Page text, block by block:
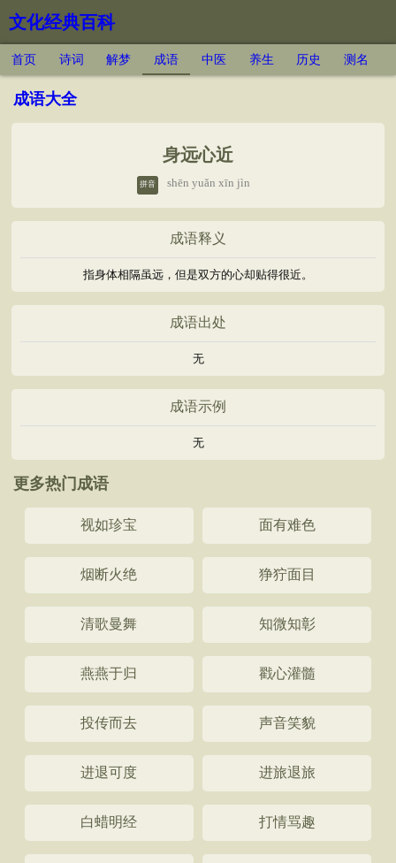
文化经典百科
首页 诗词 解梦 成语 中医 养生 历史 测名
成语大全
身远心近
拼音 shēn yuǎn xīn jìn
成语释义
指身体相隔虽远，但是双方的心却贴得很近。
成语出处
无
成语示例
无
更多热门成语
视如珍宝 面有难色
烟断火绝 狰狞面目
清歌曼舞 知微知彰
燕燕于归 戳心灌髓
投传而去 声音笑貌
进退可度 进旅退旅
白蜡明经 打情骂趣